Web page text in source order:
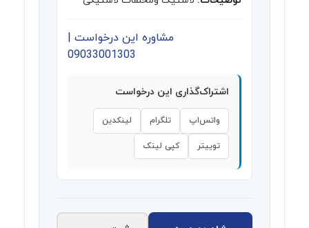
مشاوره این درخواست |
09033001303
اشتراک‌گذاری این درخواست
واتس‌اپ تلگرام لینکدین
توییتر کپی لینک